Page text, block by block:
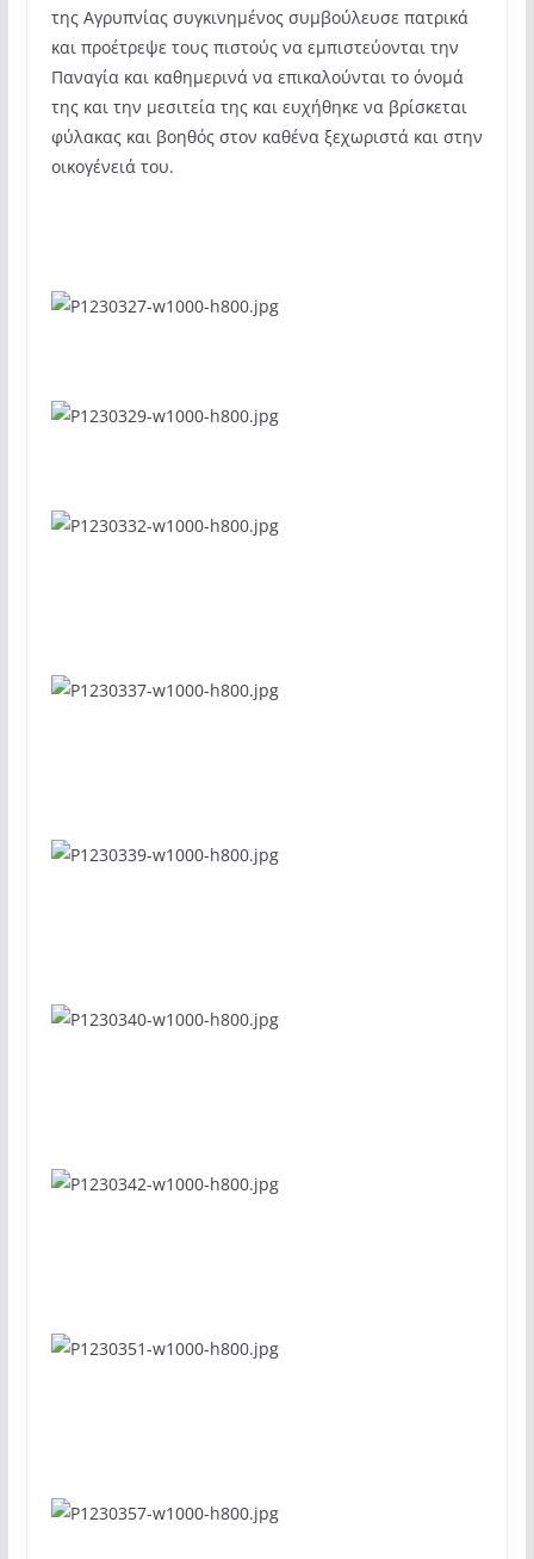
της Αγρυπνίας συγκινημένος συμβούλευσε πατρικά
και προέτρεψε τους πιστούς να εμπιστεύονται την
Παναγία και καθημερινά να επικαλούνται το όνομά
της και την μεσιτεία της και ευχήθηκε να βρίσκεται
φύλακας και βοηθός στον καθένα ξεχωριστά και στην
οικογένειά του.